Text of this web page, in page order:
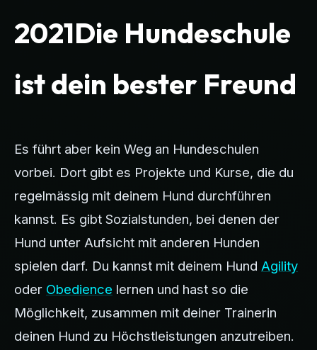
2021Die Hundeschule
ist dein bester Freund
Es führt aber kein Weg an Hundeschulen
vorbei. Dort gibt es Projekte und Kurse, die du
regelmässig mit deinem Hund durchführen
kannst. Es gibt Sozialstunden, bei denen der
Hund unter Aufsicht mit anderen Hunden
spielen darf. Du kannst mit deinem Hund Agility
oder Obedience lernen und hast so die
Möglichkeit, zusammen mit deiner Trainerin
deinen Hund zu Höchstleistungen anzutreiben.